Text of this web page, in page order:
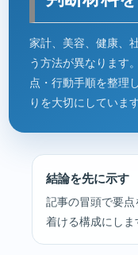
家計、美容、健康、
う方法が異なります
点・行動手順を整理
りを大切にしています
結論を先に示す
記事の冒頭で要
着ける構成にしま